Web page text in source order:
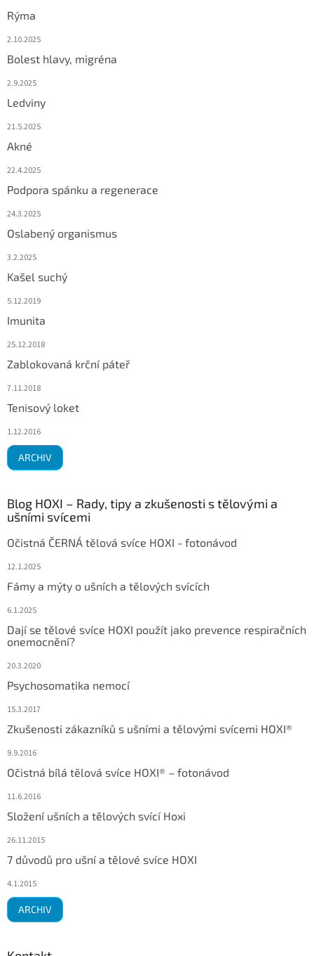
Rýma
2.10.2025
Bolest hlavy, migréna
2.9.2025
Ledviny
21.5.2025
Akné
22.4.2025
Podpora spánku a regenerace
24.3.2025
Oslabený organismus
3.2.2025
Kašel suchý
5.12.2019
Imunita
25.12.2018
Zablokovaná krční páteř
7.11.2018
Tenisový loket
1.12.2016
ARCHIV
Blog HOXI – Rady, tipy a zkušenosti s tělovými a
ušními svícemi
Očistná ČERNÁ tělová svíce HOXI - fotonávod
12.1.2025
Fámy a mýty o ušních a tělových svících
6.1.2025
Dají se tělové svíce HOXI použít jako prevence respiračních
onemocnění?
20.3.2020
Psychosomatika nemocí
15.3.2017
Zkušenosti zákazníků s ušními a tělovými svícemi HOXI®
9.9.2016
Očistná bílá tělová svíce HOXI® – fotonávod
11.6.2016
Složení ušních a tělových svící Hoxi
26.11.2015
7 důvodů pro ušní a tělové svíce HOXI
4.1.2015
ARCHIV